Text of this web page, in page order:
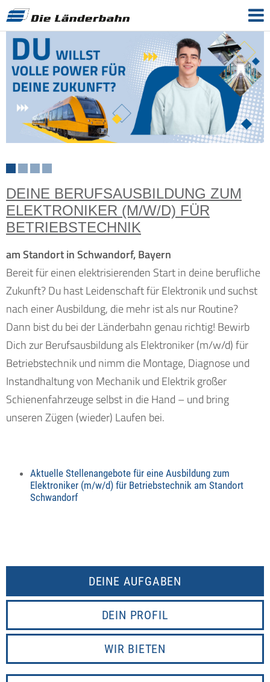
DEINE BERUFSAUSBILDUNG ZUM
ELEKTRONIKER (M/W/D) FÜR
BETRIEBSTECHNIK
am Standort in Schwandorf, Bayern
Bereit für einen elektrisierenden Start in deine berufliche
Zukunft? Du hast Leidenschaft für Elektronik und suchst
nach einer Ausbildung, die mehr ist als nur Routine?
Dann bist du bei der Länderbahn genau richtig! Bewirb
Dich zur Berufsausbildung als Elektroniker (m/w/d) für
Betriebstechnik und nimm die Montage, Diagnose und
Instandhaltung von Mechanik und Elektrik großer
Schienenfahrzeuge selbst in die Hand – und bring
unseren Zügen (wieder) Laufen bei.
Aktuelle Stellenangebote für eine Ausbildung zum
Elektroniker (m/w/d) für Betriebstechnik am Standort
Schwandorf
DEINE AUFGABEN
DEIN PROFIL
WIR BIETEN